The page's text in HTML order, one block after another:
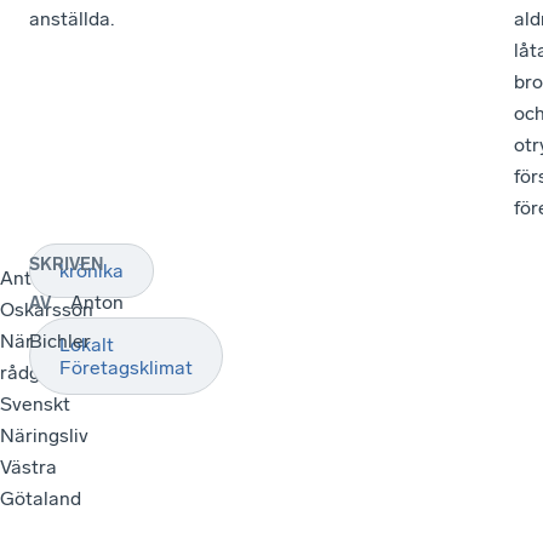
anställda.
Anton
Oskarsson
Näringspolitisk
rådgivare,
Svenskt
Näringsliv
Västra
Götaland
krönika
Lokalt
Företagsklimat
SKRIVEN
AV
Anton
Bichler